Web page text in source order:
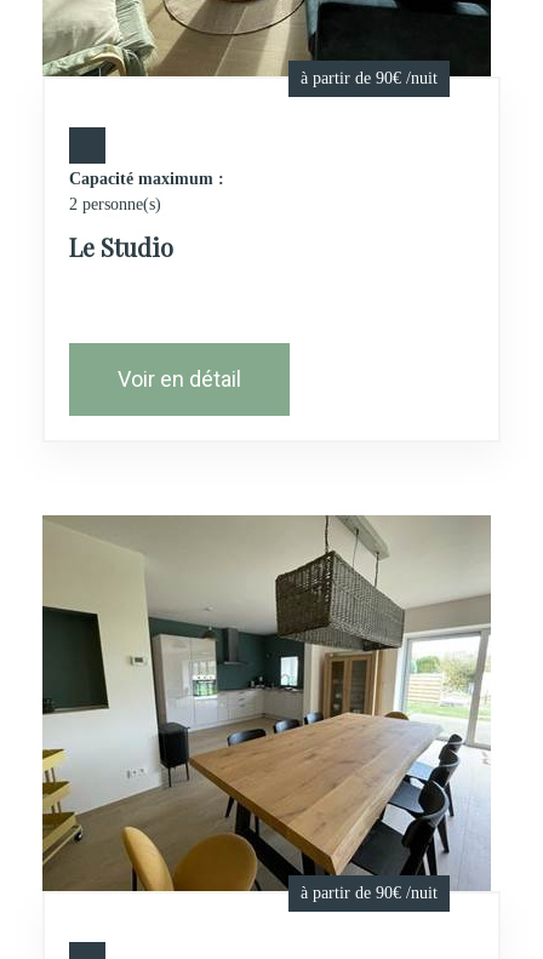
à partir de 90€ /nuit
Capacité maximum :
2 personne(s)
Le Studio
Voir en détail
à partir de 90€ /nuit